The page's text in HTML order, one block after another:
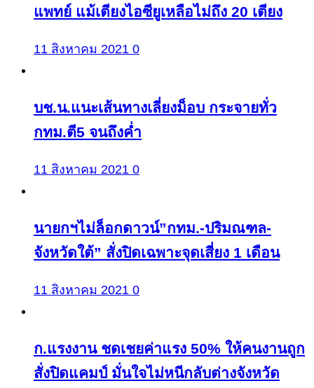
แพทย์ แม้เตียงไอซียูเหลือไม่ถึง 20 เตียง
11 สิงหาคม 2021 0
บช.น.แนะเส้นทางเลี่ยงม็อบ กระจายทั่ว
กทม.ตี5 จนถึงค่ำ
11 สิงหาคม 2021 0
นายกฯไม่ล็อกดาวน์”กทม.-ปริมณฑล-
จังหวัดใต้” สั่งปิดเฉพาะจุดเสี่ยง 1 เดือน
11 สิงหาคม 2021 0
ก.แรงงาน ชดเชยค่าแรง 50% ให้คนงานถูก
สั่งปิดแคมป์ มั่นใจไม่หนีกลับต่างจังหวัด